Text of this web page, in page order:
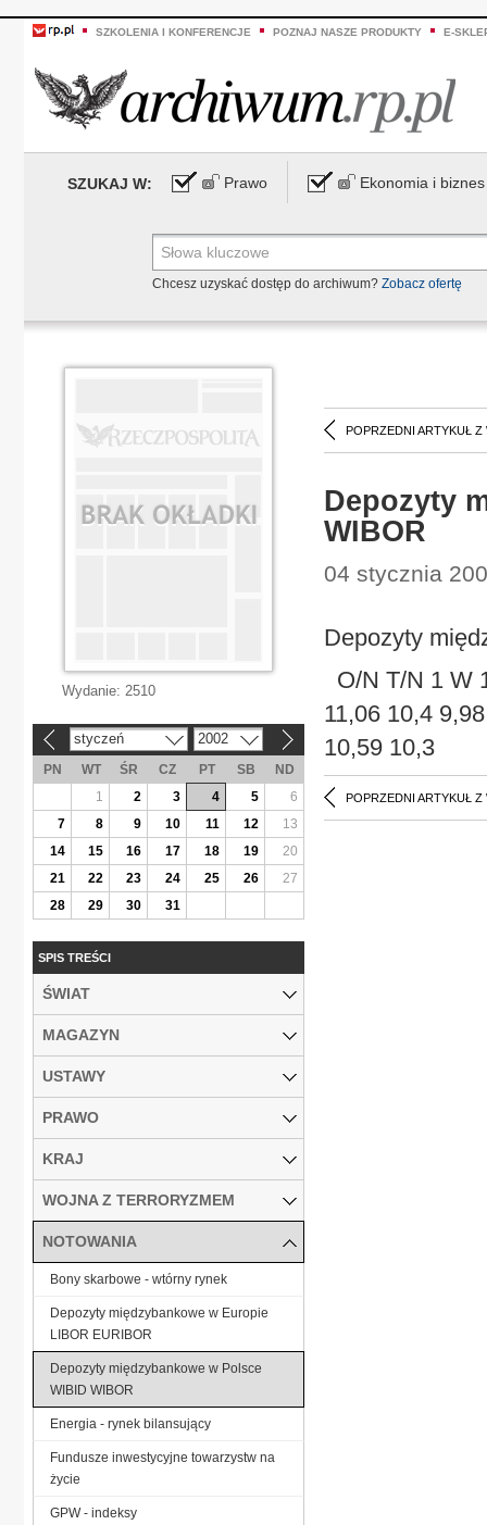
SZKOLENIA I KONFERENCJE POZNAJ NASZE PRODUKTY E-
SZUKAJ W: Prawo Ekonomia i biznes
Chcesz uzyskać dostęp do archiwum? Zobacz ofertę
POPRZEDNI ARTYKUŁ Z
Depozyty
WIBOR
04 stycznia
Depozyty
O/N T/N 1 W
11,06 10,4
10,59 10,3
POPRZEDNI ARTYKUŁ Z
Wydanie: 2510
styczeń 2002
PN WT ŚR CZ PT SB
ND
1
2 3 4 5
6
7
8 9 10 11 12
13
14
15 16 17 18 19
20
21
22 23 24 25 26
27
28
29 30 31
SPIS TREŚCI
ŚWIAT
MAGAZYN
USTAWY
PRAWO
KRAJ
WOJNA Z TERRORYZMEM
NOTOWANIA
Bony skarbowe - wtórny rynek
Depozyty międzybankowe w Europie
LIBOR EURIBOR
Depozyty międzybankowe w Polsce
WIBID WIBOR
Energia - rynek bilansujący
Fundusze inwestycyjne towarzystw na
życie
GPW - indeksy